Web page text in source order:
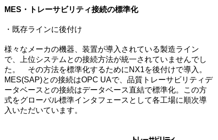
MES・トレーサビリティ接続の標準化
・既存ラインに後付け
様々なメーカの機器、装置が導入されている製造ライン
で、上位システムとの接続方法が統一されていませんでし
た。 その方法を標準化するためにNX1を後付けで導入。
MES(SAP)との接続はOPC UAで、品質トレーサビリティデ
ータベースとの接続はデータベース直結で標準化。この方
式をグローバル標準インタフェースとして各工場に順次導
入いただいています。